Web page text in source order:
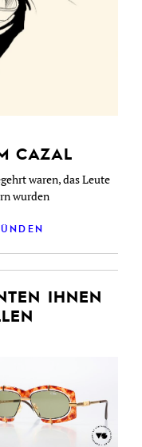
CAZAL
waren, das Leute
wurden
IHNEN